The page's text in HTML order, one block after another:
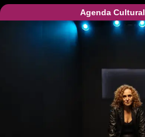
Agenda Cultural